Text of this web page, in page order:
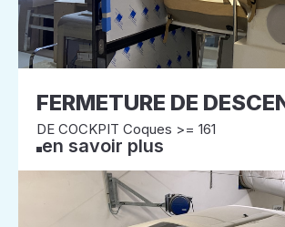
FERMETURE DE
DE COCKPIT Coques >= 161
en savoir plus